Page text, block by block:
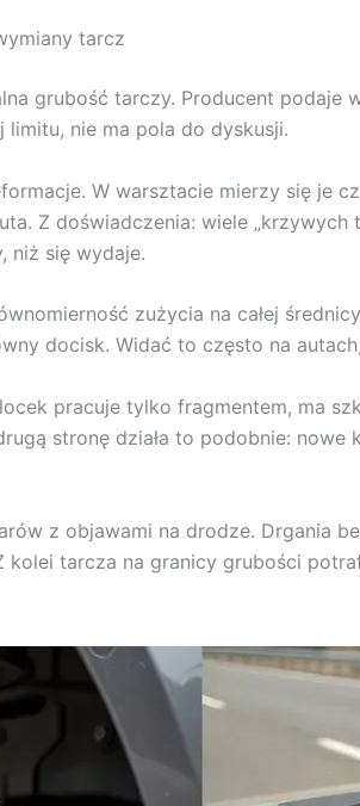
tarcz
grubość tarczy. Producent podaje
nie ma pola do dyskusji.
W warsztacie mierzy się je
Z doświadczenia: wiele
niż się wydaje.
zużycia na całej
docisk. Widać to często na
pracuje tylko fragmentem, ma
stronę działa to podobnie:
z objawami na drodze. Drgania
kolei tarcza na granicy grubości